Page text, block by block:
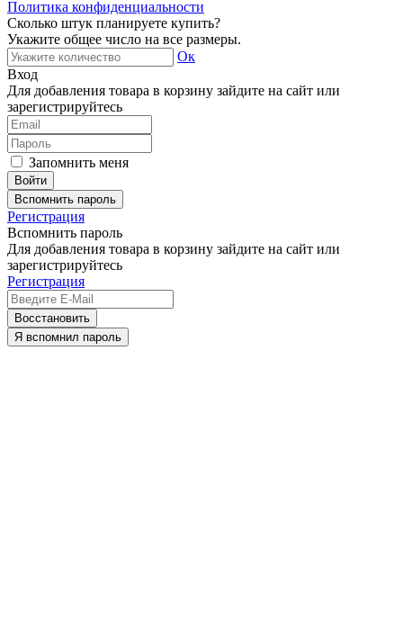
Политика конфиденциальности
Сколько штук планируете купить?
Укажите общее число на все размеры.
Ок
Вход
Для добавления товара в корзину зайдите на сайт или
зарегистрируйтесь
Запомнить меня
Вспомнить пароль
Регистрация
Вспомнить пароль
Для добавления товара в корзину зайдите на сайт или
зарегистрируйтесь
Регистрация
Восстановить
Я вспомнил пароль